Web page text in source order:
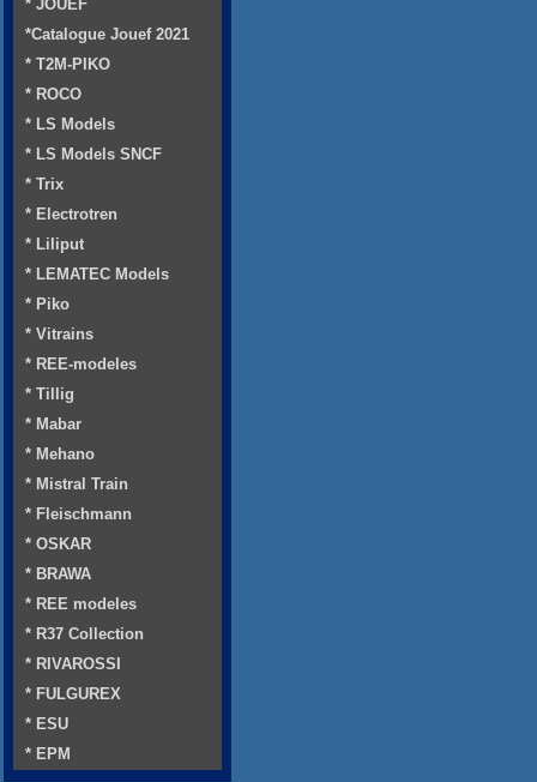
* JOUEF
*Catalogue Jouef 2021
* T2M-PIKO
* ROCO
* LS Models
* LS Models SNCF
* Trix
* Electrotren
* Liliput
* LEMATEC Models
* Piko
* Vitrains
* REE-modeles
* Tillig
* Mabar
* Mehano
* Mistral Train
* Fleischmann
* OSKAR
* BRAWA
* REE modeles
* R37 Collection
* RIVAROSSI
* FULGUREX
* ESU
* EPM